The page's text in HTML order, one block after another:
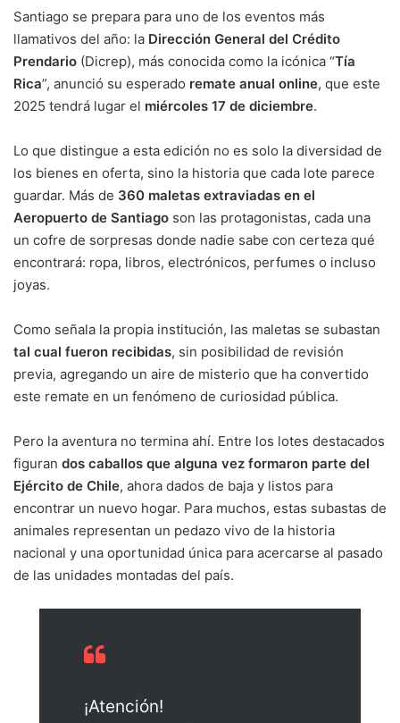
Santiago se prepara para uno de los eventos más
llamativos del año: la Dirección General del Crédito
Prendario (Dicrep), más conocida como la icónica “Tía
Rica”, anunció su esperado remate anual online, que este
2025 tendrá lugar el miércoles 17 de diciembre.
Lo que distingue a esta edición no es solo la diversidad de
los bienes en oferta, sino la historia que cada lote parece
guardar. Más de 360 maletas extraviadas en el
Aeropuerto de Santiago son las protagonistas, cada una
un cofre de sorpresas donde nadie sabe con certeza qué
encontrará: ropa, libros, electrónicos, perfumes o incluso
joyas.
Como señala la propia institución, las maletas se subastan
tal cual fueron recibidas, sin posibilidad de revisión
previa, agregando un aire de misterio que ha convertido
este remate en un fenómeno de curiosidad pública.
Pero la aventura no termina ahí. Entre los lotes destacados
figuran dos caballos que alguna vez formaron parte del
Ejército de Chile, ahora dados de baja y listos para
encontrar un nuevo hogar. Para muchos, estas subastas de
animales representan un pedazo vivo de la historia
nacional y una oportunidad única para acercarse al pasado
de las unidades montadas del país.
¡Atención!